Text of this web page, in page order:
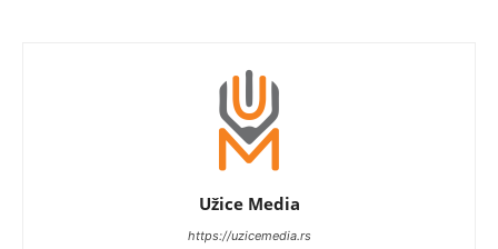
Užice Media
https://uzicemedia.rs